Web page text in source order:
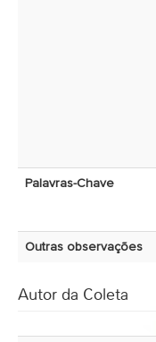
Palavras-Chave
Outras observações
Autor da Coleta